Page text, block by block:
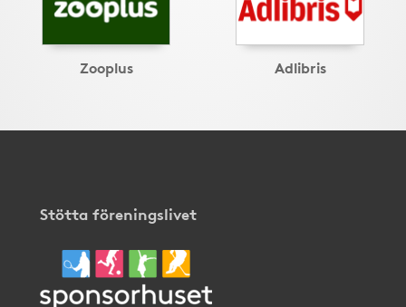
Zooplus Adlibris
Stötta föreningslivet